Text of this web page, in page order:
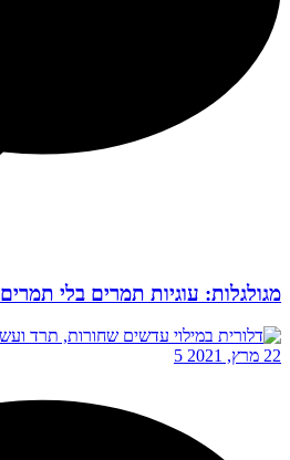
מגולגלות: עוגיות תמרים בלי תמרים
22 מרץ, 2021 5